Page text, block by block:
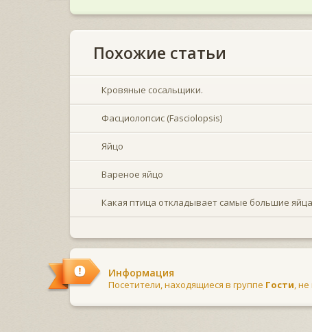
Похожие статьи
Кровяные сосальщики.
Фасциолопсис (Fasciolopsis)
Яйцо
Вареное яйцо
Какая птица откладывает самые большие
Информация
Посетители, находящиеся в группе Гости,